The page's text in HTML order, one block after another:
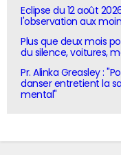
Eclipse du 12 août
l'observation aux
Plus que deux mois
du silence, voitures,
Pr. Alinka Greasley :
danser entretient la
mental"